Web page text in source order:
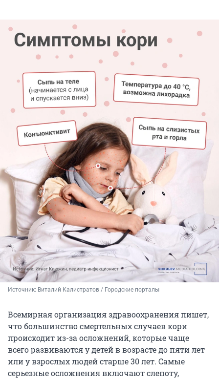
Источник: Виталий Калистратов / Городские порталы
Всемирная организация здравоохранения пишет,
что большинство смертельных случаев кори
происходит из-за осложнений, которые чаще
всего развиваются у детей в возрасте до пяти лет
или у взрослых людей старше 30 лет. Самые
серьезные осложнения включают слепоту,